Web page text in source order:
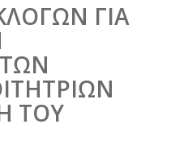
ΓΙΑ
ΤΟΥ